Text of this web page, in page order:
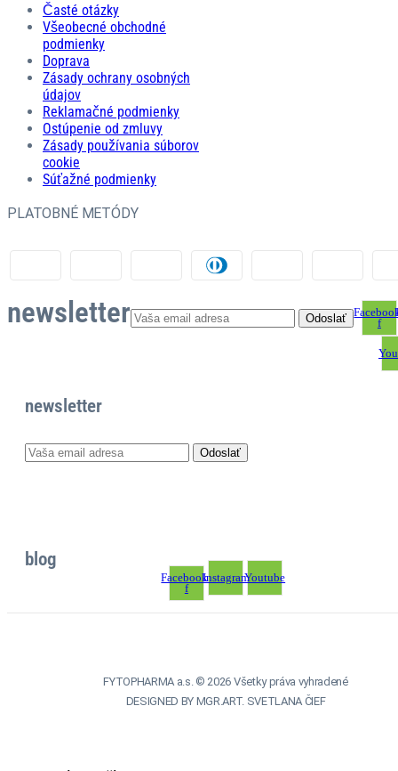
Časté otázky
Všeobecné obchodné
podmienky
Doprava
Zásady ochrany osobných
údajov
Reklamačné podmienky
Ostúpenie od zmluvy
Zásady používania súborov
cookie
Súťažné podmienky
PLATOBNÉ METÓDY
newsletter
f
newsletter
blog
Facebook-
f
InstagramYoutube
FYTOPHARMA a.s. © 2026 Všetky práva vyhradené
DESIGNED BY MGR.ART. SVETLANA ČIEF